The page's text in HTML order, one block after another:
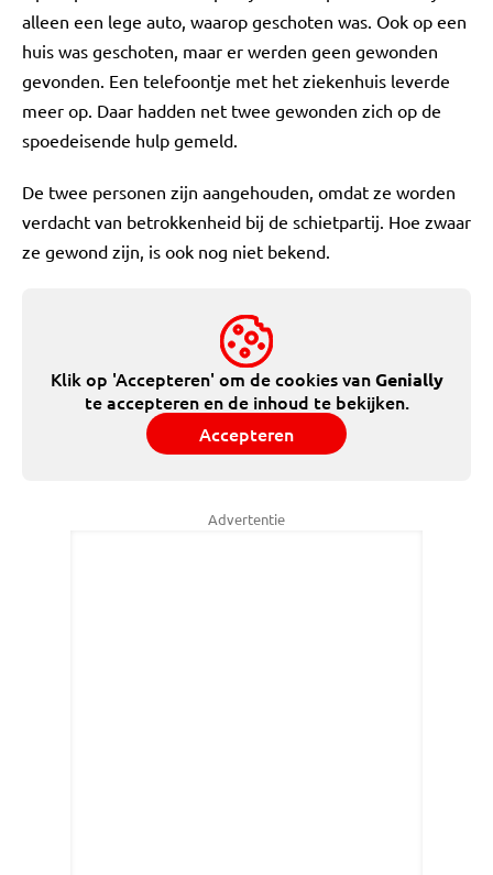
alleen een lege auto, waarop geschoten was. Ook op een
huis was geschoten, maar er werden geen gewonden
gevonden. Een telefoontje met het ziekenhuis leverde
meer op. Daar hadden net twee gewonden zich op de
spoedeisende hulp gemeld.
De twee personen zijn aangehouden, omdat ze worden
verdacht van betrokkenheid bij de schietpartij. Hoe zwaar
ze gewond zijn, is ook nog niet bekend.
Klik op 'Accepteren' om de cookies vanGenially
te accepteren en de inhoud te bekijken.
Accepteren
Advertentie